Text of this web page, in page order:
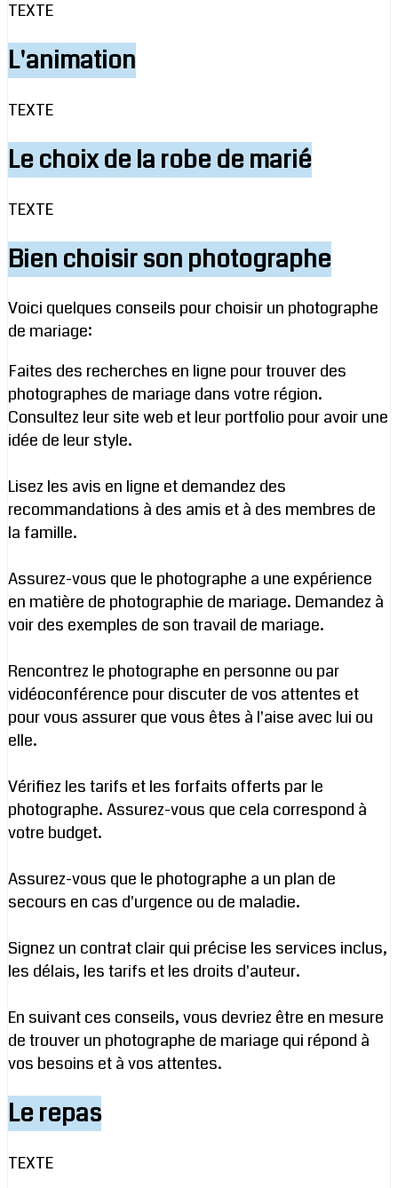
TEXTE
L'animation
TEXTE
Le choix de la robe de marié
TEXTE
Bien choisir son photographe
Voici quelques conseils pour choisir un photographe
de mariage:
Faites des recherches en ligne pour trouver des
photographes de mariage dans votre région.
Consultez leur site web et leur portfolio pour avoir une
idée de leur style.
Lisez les avis en ligne et demandez des
recommandations à des amis et à des membres de
la famille.
Assurez-vous que le photographe a une expérience
en matière de photographie de mariage. Demandez à
voir des exemples de son travail de mariage.
Rencontrez le photographe en personne ou par
vidéoconférence pour discuter de vos attentes et
pour vous assurer que vous êtes à l'aise avec lui ou
elle.
Vérifiez les tarifs et les forfaits offerts par le
photographe. Assurez-vous que cela correspond à
votre budget.
Assurez-vous que le photographe a un plan de
secours en cas d'urgence ou de maladie.
Signez un contrat clair qui précise les services inclus,
les délais, les tarifs et les droits d'auteur.
En suivant ces conseils, vous devriez être en mesure
de trouver un photographe de mariage qui répond à
vos besoins et à vos attentes.
Le repas
TEXTE